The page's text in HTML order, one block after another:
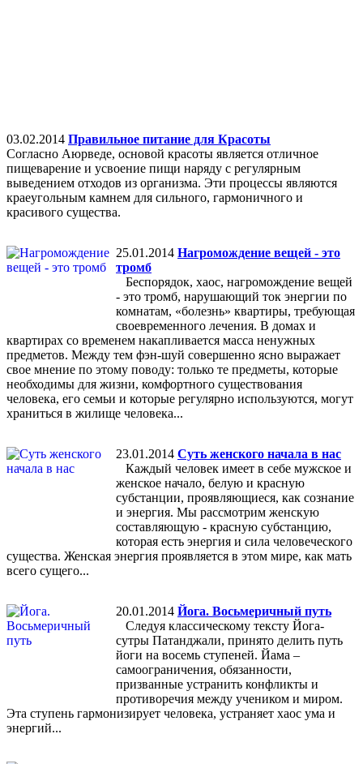
03.02.2014 Правильное питание для Красоты
Согласно Аюрведе, основой красоты является отличное
пищеварение и усвоение пищи наряду с регулярным
выведением отходов из организма. Эти процессы являются
краеугольным камнем для сильного, гармоничного и
красивого существа.
25.01.2014 Нагромождение вещей - это
тромб
Беспорядок, хаос, нагромождение вещей
- это тромб, нарушающий ток энергии по
комнатам, «болезнь» квартиры, требующая
своевременного лечения. В домах и
квартирах со временем накапливается масса ненужных
предметов. Между тем фэн-шуй совершенно ясно выражает
свое мнение по этому поводу: только те предметы, которые
необходимы для жизни, комфортного существования
человека, его семьи и которые регулярно используются, могут
храниться в жилище человека...
23.01.2014 Суть женского начала в нас
Каждый человек имеет в себе мужское и
женское начало, белую и красную
субстанции, проявляющиеся, как сознание
и энергия. Мы рассмотрим женскую
составляющую - красную субстанцию,
которая есть энергия и сила человеческого
существа. Женская энергия проявляется в этом мире, как мать
всего сущего...
20.01.2014 Йога. Восьмеричный путь
Следуя классическому тексту Йога-
сутры Патанджали, принято делить путь
йоги на восемь ступеней. Йама –
самоограничения, обязанности,
призванные устранить конфликты и
противоречия между учеником и миром.
Эта ступень гармонизирует человека, устраняет хаос ума и
энергий...